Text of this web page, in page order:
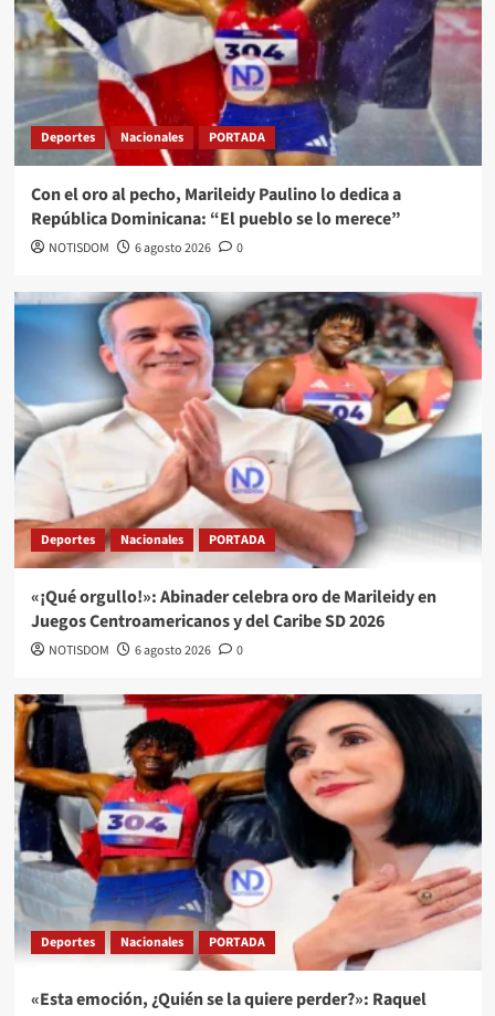
Deportes Nacionales PORTADA
Con el oro al pecho, Marileidy Paulino lo dedica a
República Dominicana: “El pueblo se lo merece”
NOTISDOM 6 agosto 2026 0
Deportes Nacionales PORTADA
«¡Qué orgullo!»: Abinader celebra oro de Marileidy en
Juegos Centroamericanos y del Caribe SD 2026
NOTISDOM 6 agosto 2026 0
Deportes Nacionales PORTADA
«Esta emoción, ¿Quién se la quiere perder?»: Raquel